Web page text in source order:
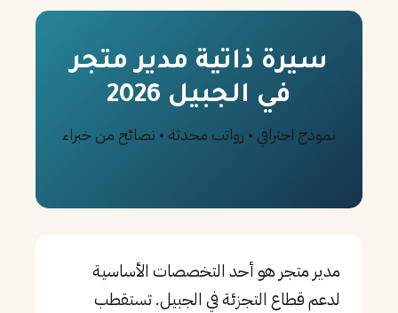
ES
FR
IN
سيرة ذاتية مدير متجر
في الجبيل 2026
نموذج احترافي • رواتب محدثة • نصائح من خبراء
مدير متجر هو أحد التخصصات الأساسية
لدعم قطاع التجزئة في الجبيل. تستقطب